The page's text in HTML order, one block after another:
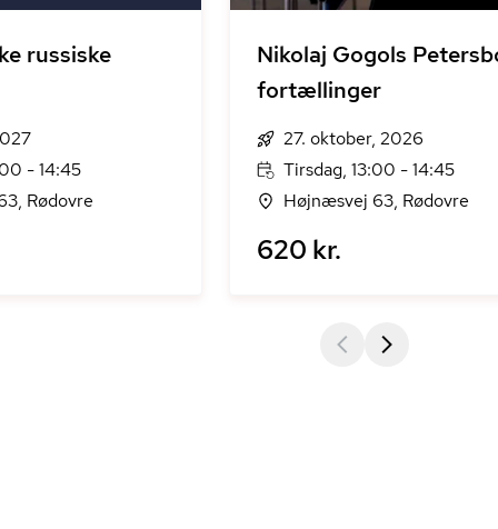
russiske
- 14:45
Rødovre
Nikolaj Gogols
fortællinger
27. oktober, 2026
Tirsdag, 13:00 - 14:45
Højnæsvej 63, Rødovre
620 kr.